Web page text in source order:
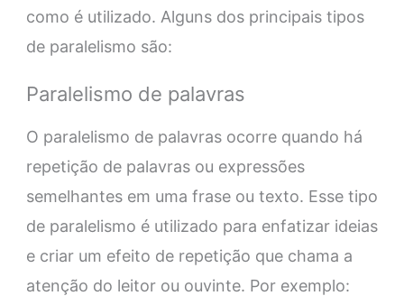
como é utilizado. Alguns dos principais tipos
de paralelismo são:
Paralelismo de palavras
O paralelismo de palavras ocorre quando há
repetição de palavras ou expressões
semelhantes em uma frase ou texto. Esse tipo
de paralelismo é utilizado para enfatizar ideias
e criar um efeito de repetição que chama a
atenção do leitor ou ouvinte. Por exemplo: